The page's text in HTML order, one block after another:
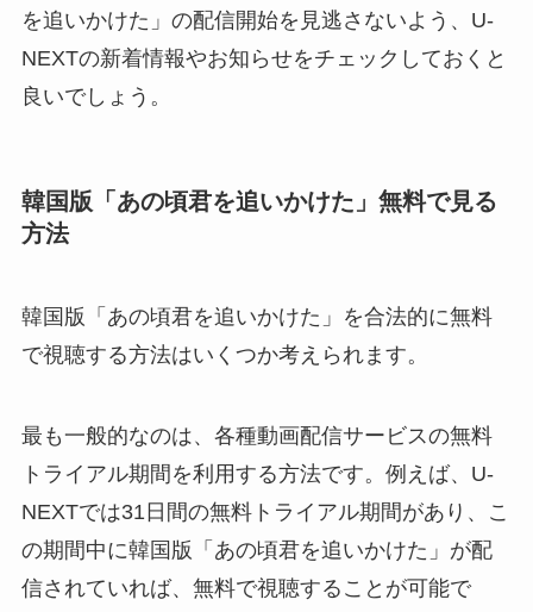
を追いかけた」の配信開始を見逃さないよう、U-
NEXTの新着情報やお知らせをチェックしておくと
良いでしょう。
韓国版「あの頃君を追いかけた」無料で見る
方法
韓国版「あの頃君を追いかけた」を合法的に無料
で視聴する方法はいくつか考えられます。
最も一般的なのは、各種動画配信サービスの無料
トライアル期間を利用する方法です。例えば、U-
NEXTでは31日間の無料トライアル期間があり、こ
の期間中に韓国版「あの頃君を追いかけた」が配
信されていれば、無料で視聴することが可能で